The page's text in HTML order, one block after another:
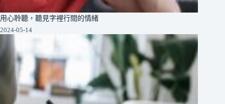
用心聆聽，聽見字裡行間的情緒
2024-05-14